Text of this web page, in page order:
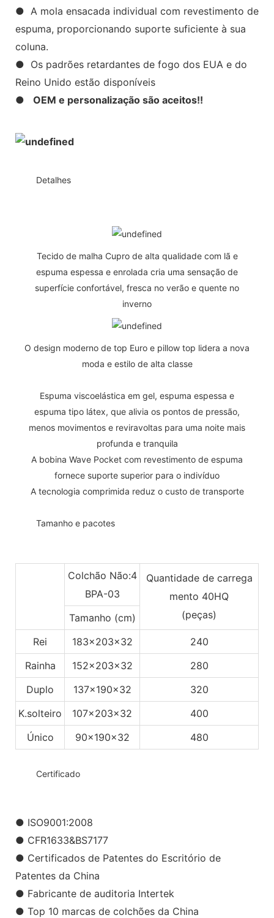
● A mola ensacada individual com revestimento de
espuma, proporcionando suporte suficiente à sua
coluna.
● Os padrões retardantes de fogo dos EUA e do
Reino Unido estão disponíveis
●
OEM e personalização são aceitos!!
Detalhes
Tecido de malha Cupro de alta qualidade com lã e
espuma espessa e enrolada cria uma sensação de
superfície confortável, fresca no verão e quente no
inverno
O design moderno de top Euro e pillow top lidera a nova
moda e estilo de alta classe
Espuma viscoelástica em gel, espuma espessa e
espuma tipo látex, que alivia os pontos de pressão,
menos movimentos e reviravoltas para uma noite mais
profunda e tranquila
A bobina Wave Pocket com revestimento de espuma
fornece suporte superior para o indivíduo
A tecnologia comprimida reduz o custo de transporte
Tamanho e pacotes
Colchão Não:4
BPA-03
Quantidade de carrega
mento 40HQ
(peças)
Tamanho (cm)
Rei
183x203x32
240
Rainha
152x203x32
280
Duplo
137x190x32
320
K.solteiro
107x203x32
400
Único
90x190x32 480
Certificado
● ISO9001:2008
● CFR1633&BS7177
● Certificados de Patentes do Escritório de
Patentes da China
● Fabricante de auditoria Intertek
● Top 10 marcas de colchões da China